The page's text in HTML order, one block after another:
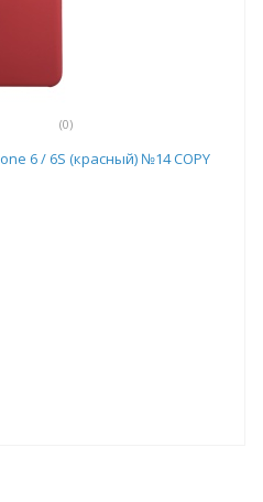
(0)
6 / 6S (красный) №14 COPY